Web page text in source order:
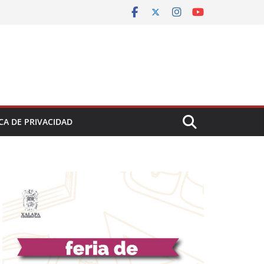
DE PRIVACIDAD